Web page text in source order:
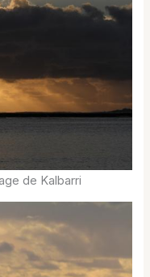
de Kalbarri